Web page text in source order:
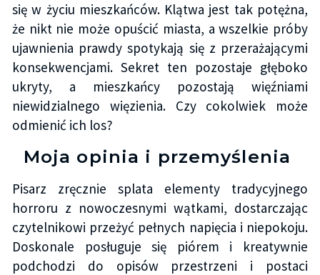
się w życiu mieszkańców. Klątwa jest tak potężna,
że nikt nie może opuścić miasta, a wszelkie próby
ujawnienia prawdy spotykają się z przerażającymi
konsekwencjami. Sekret ten pozostaje głęboko
ukryty, a mieszkańcy pozostają więźniami
niewidzialnego więzienia. Czy cokolwiek może
odmienić ich los?
Moja opinia i przemyślenia
Pisarz zręcznie splata elementy tradycyjnego
horroru z nowoczesnymi wątkami, dostarczając
czytelnikowi przeżyć pełnych napięcia i niepokoju.
Doskonale posługuje się piórem i kreatywnie
podchodzi do opisów przestrzeni i postaci